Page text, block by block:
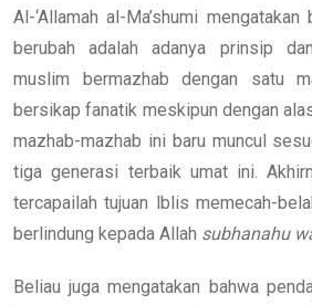
Al-‘Allamah al-Ma’shumi
berubah adalah adanya prinsip
muslim bermazhab dengan satu
bersikap fanatik meskipun dengan
mazhab-mazhab ini baru muncul
tiga generasi terbaik umat ini.
tercapailah tujuan lblis memecah-
berlindung kepada Allah subhanahu
Beliau juga mengatakan bahwa